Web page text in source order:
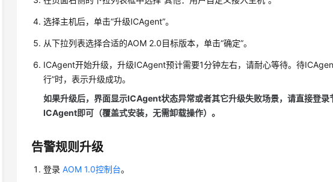
选择主机后，单击“升级ICAgent”。
从下拉列表选择合适的AOM 2.0目标版本，单击“确定”。
ICAgent开始升级，升级ICAgent预计需要1分钟左右，请耐心等待。待
行”时，表示升级成功。
如果升级后，界面显示ICAgent状态异常或者其它升级失败场景，请直接登录
ICAgent即可（覆盖式安装，无需卸载操作）。
告警规则升级
登录AOM 1.0控制台。